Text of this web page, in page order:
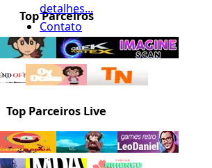
detalhes...
Contato
Top Parceiros
Top Parceiros Live